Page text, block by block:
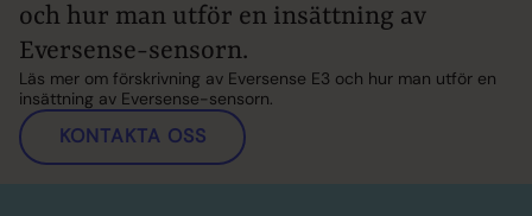
och hur man utför en insättning av
Eversense-sensorn.
Läs mer om förskrivning av Eversense E3 och hur man utför en
insättning av Eversense-sensorn.
KONTAKTA OSS